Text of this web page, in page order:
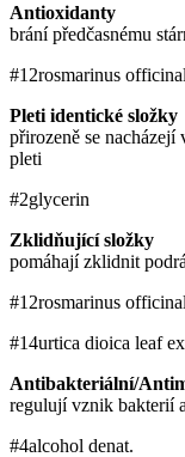
Antioxidanty
brání předčasnému
#12rosmarinus
Pleti identické složky
přirozeně se
pleti
#2glycerin
Zklidňující složky
pomáhají zklidnit
#12rosmarinus
#14urtica dioica leaf
Antibakteriální/
regulují vznik bakterií
#4alcohol denat.